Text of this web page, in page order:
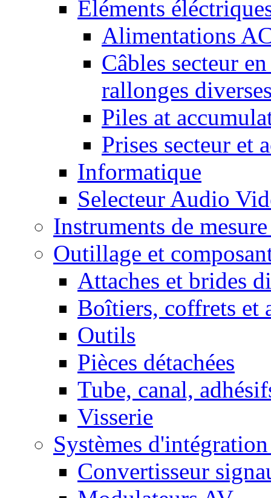
Eléments
Alimentations
Câbles secteur
rallonges
Piles at
Prises secteur et
Informatique
Selecteur Audio
Instruments de
Outillage et
Attaches et brides
Boîtiers, coffrets et
Outils
Pièces détachées
Tube, canal,
Visserie
Systèmes
Convertisseur